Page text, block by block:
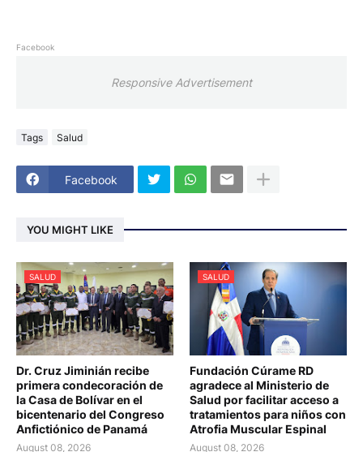
Facebook
Responsive Advertisement
Tags Salud
Facebook
YOU MIGHT LIKE
SALUD
Dr. Cruz Jiminián recibe
primera condecoración de
la Casa de Bolívar en el
bicentenario del Congreso
Anfictiónico de Panamá
August 08, 2026
SALUD
Fundación Cúrame RD
agradece al Ministerio de
Salud por facilitar acceso a
tratamientos para niños con
Atrofia Muscular Espinal
August 08, 2026